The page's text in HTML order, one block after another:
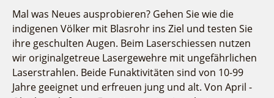
Mein Brandenburg – Infostelen
Unternehmensbetreuung
ILB
WFG
Mal was Neues ausprobieren? Gehen Sie wie die
indigenen Völker mit Blasrohr ins Ziel und testen Sie
ihre geschulten Augen. Beim Laserschiessen nutzen
wir originalgetreue Lasergewehre mit ungefährlichen
Laserstrahlen. Beide Funaktivitäten sind von 10-99
Jahre geeignet und erfreuen jung und alt. Von April -